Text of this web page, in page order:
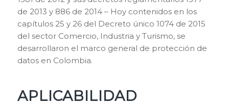
de 2013 y 886 de 2014 – Hoy contenidos en los
capítulos 25 y 26 del Decreto único 1074 de 2015
del sector Comercio, Industria y Turismo, se
desarrollaron el marco general de protección de
datos en Colombia.
APLICABILIDAD